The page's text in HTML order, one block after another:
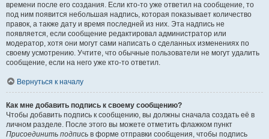
времени после его создания. Если кто-то уже ответил на сообщение, то
под ним появится небольшая надпись, которая показывает количество
правок, а также дату и время последней из них. Эта надпись не
появляется, если сообщение редактировал администратор или
модератор, хотя они могут сами написать о сделанных изменениях по
своему усмотрению. Учтите, что обычные пользователи не могут удалить
сообщение, если на него уже кто-то ответил.
Вернуться к началу
Как мне добавить подпись к своему сообщению?
Чтобы добавить подпись к сообщению, вы должны сначала создать её в
личном разделе. После этого вы можете отметить флажком пункт
Присоединить подпись в форме отправки сообщения, чтобы подпись